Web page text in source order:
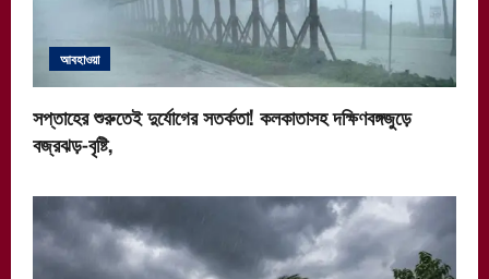
আবহাওয়া
সপ্তাহের শুরুতেই দুর্যোগের সতর্কতা! কলকাতাসহ দক্ষিণবঙ্গজুড়ে
বজ্রঝড়-বৃষ্টি,